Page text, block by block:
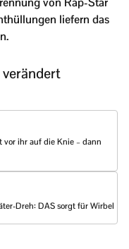
liefern das
vor ihr auf die Knie – dann
Dreh: DAS sorgt für Wirbel